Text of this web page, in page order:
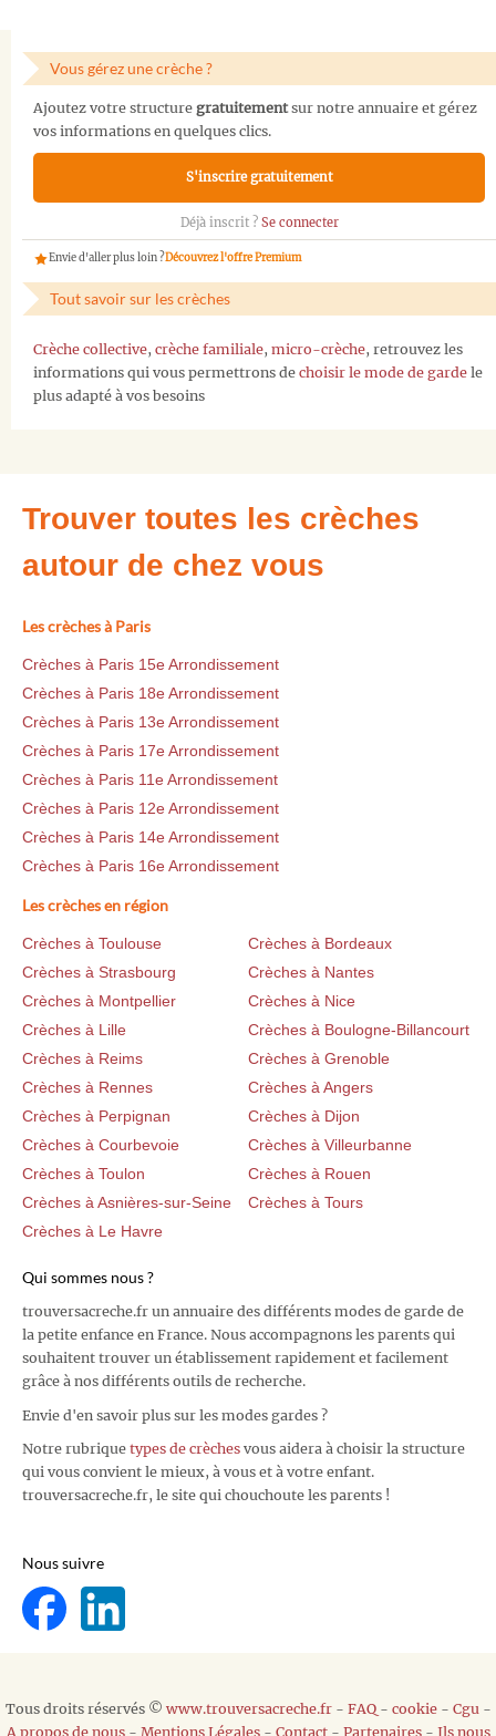
Vous gérez une crèche ?
Ajoutez votre structure gratuitementsur notre annuaire et gérez
vos informations en quelques clics.
S'inscrire gratuitement
Déjà inscrit ? Se connecter
Envie d'aller plus loin ?Découvrez l'offre Premium
Tout savoir sur les crèches
Crèche collective, crèche familiale, micro-crèche, retrouvez les
informations qui vous permettrons de choisir le mode de garde le
plus adapté à vos besoins
Trouver toutes les crèches
autour de chez vous
Les crèches à Paris
Crèches à Paris 15e Arrondissement
Crèches à Paris 18e Arrondissement
Crèches à Paris 13e Arrondissement
Crèches à Paris 17e Arrondissement
Crèches à Paris 11e Arrondissement
Crèches à Paris 12e Arrondissement
Crèches à Paris 14e Arrondissement
Crèches à Paris 16e Arrondissement
Les crèches en région
Crèches à Toulouse
Crèches à Bordeaux
Crèches à Strasbourg
Crèches à Nantes
Crèches à Montpellier
Crèches à Nice
Crèches à Lille
Crèches à Boulogne-Billancourt
Crèches à Reims
Crèches à Grenoble
Crèches à Rennes
Crèches à Angers
Crèches à Perpignan
Crèches à Dijon
Crèches à Courbevoie
Crèches à Villeurbanne
Crèches à Toulon
Crèches à Rouen
Crèches à Asnières-sur-Seine
Crèches à Tours
Crèches à Le Havre
Qui sommes nous ?
trouversacreche.fr un annuaire des différents modes de garde de
la petite enfance en France. Nous accompagnons les parents qui
souhaitent trouver un établissement rapidement et facilement
grâce à nos différents outils de recherche.
Envie d'en savoir plus sur les modes gardes ?
Notre rubrique types de crèches vous aidera à choisir la structure
qui vous convient le mieux, à vous et à votre enfant.
trouversacreche.fr, le site qui chouchoute les parents !
Nous suivre
Tous droits réservés © www.trouversacreche.fr- FAQ- cookie- Cgu -
A propos de nous- Mentions Légales- Contact- Partenaires- Ils nous